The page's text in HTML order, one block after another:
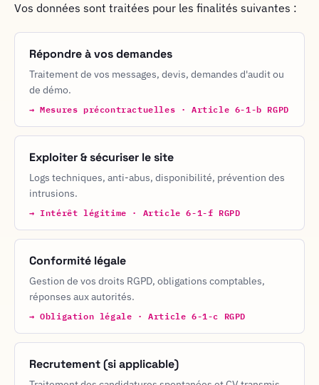
Vos données sont traitées pour les finalités suivantes :
Répondre à vos demandes
Traitement de vos messages, devis, demandes d'audit ou
de démo.
→Mesures précontractuelles · Article 6-1-b RGPD
Exploiter & sécuriser le site
Logs techniques, anti-abus, disponibilité, prévention des
intrusions.
→ Intérêt légitime · Article 6-1-f RGPD
Conformité légale
Gestion de vos droits RGPD, obligations comptables,
réponses aux autorités.
→Obligation légale · Article 6-1-c RGPD
Recrutement (si applicable)